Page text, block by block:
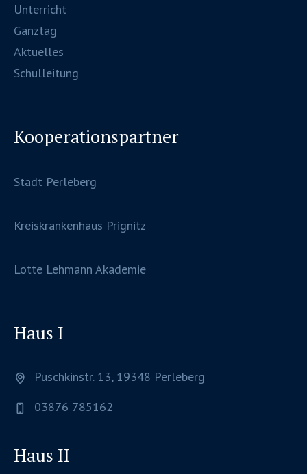
Unterricht
Ganztag
Aktuelles
Schulleitung
Kooperationspartner
Stadt Perleberg
Kreiskrankenhaus Prignitz
Lotte Lehmann Akademie
Haus I
Puschkinstr. 13, 19348 Perleberg
03876 785162
Haus II